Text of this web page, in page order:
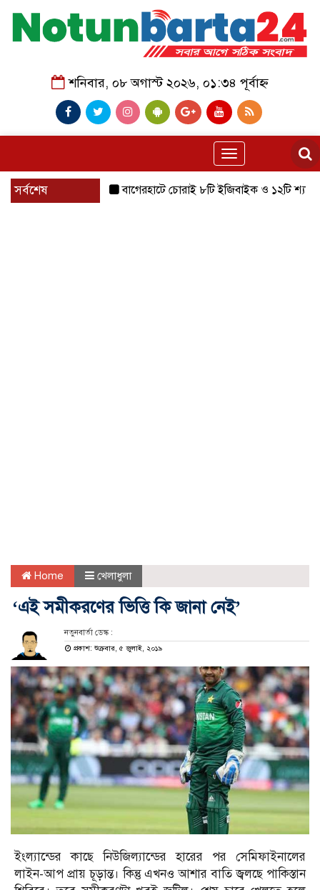
শনিবার, ০৮ অগাস্ট ২০২৬, ০১:৩৪ পূর্বাহ্ন
Toggle
navigation
সর্বশেষ বাগেরহাটে চোরাই ৮টি ইজিবাইক ও ১২টি শ্যালোমেশিন
Home খেলাধুলা
‘এই সমীকরণের ভিত্তি কি জানা নেই’
নতুনবার্তা ডেস্ক :
প্রকাশ: শুক্রবার, ৫ জুলাই, ২০১৯
ইংল্যান্ডের কাছে নিউজিল্যান্ডের হারের পর সেমিফাইনালের
লাইন-আপ প্রায় চূড়ান্ত। কিন্তু এখনও আশার বাতি জ্বলছে পাকিস্তান